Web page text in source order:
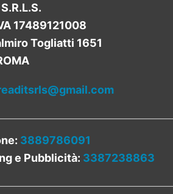
17489121008
Togliatti 1651
3889786091
e Pubblicità: 3387238863